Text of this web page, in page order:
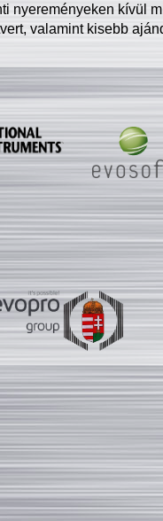
nyereményeken kívül
valamint kisebb